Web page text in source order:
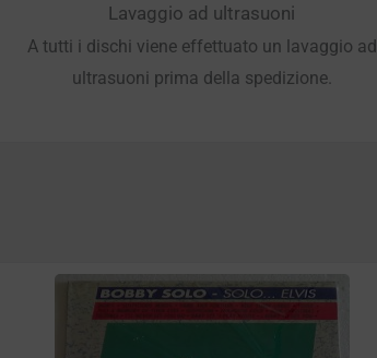
Lavaggio ad ultrasuoni
A tutti i dischi viene effettuato un lavaggio ad
ultrasuoni prima della spedizione.